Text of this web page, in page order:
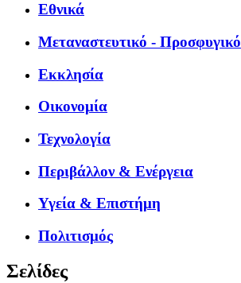
Εθνικά
Μεταναστευτικό - Προσφυγικό
Εκκλησία
Οικονομία
Τεχνολογία
Περιβάλλον & Ενέργεια
Υγεία & Επιστήμη
Πολιτισμός
Σελίδες